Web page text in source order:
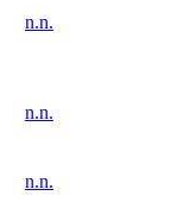
n.n.
n.n.
n.n.